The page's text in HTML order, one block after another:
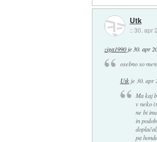
Utk
::30. apr
ziga1990 je 30. apr
osebno so
Utkje 30. apr
Ma kaj
v neko
ne bi
in
pa